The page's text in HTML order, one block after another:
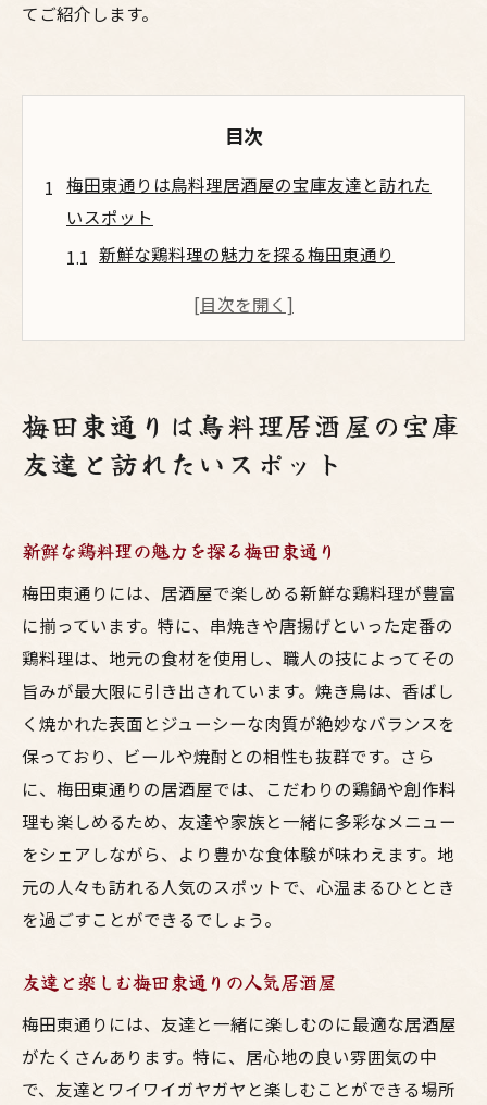
てご紹介します。
目次
梅田東通りは鳥料理居酒屋の宝庫友達と訪れた
いスポット
新鮮な鶏料理の魅力を探る梅田東通り
友達と楽しむ梅田東通りの人気居酒屋
梅田東通りで絶対に訪れたい鳥料理店
美味い鳥料理が自慢の梅田東通りで家族と楽し
家族で楽しむ梅田東通りの鳥料理の魅力
子供も喜ぶ梅田東通りの居酒屋メニュー
家族連れにぴったりな居酒屋の選び方
梅田東通りで家族と味わう絶品鳥料理
親子で楽しむ梅田東通りの呑みの時間
安心して家族で訪れられる居酒屋情報
梅田東通りで絶品鳥料理を味わう呑みの時間の
魅力
鳥料理と地酒の抜群の組み合わせ
呑みの席を彩る梅田東通りの居酒屋
仕事終わりの癒しのひとときを梅田東通り
大人の隠れ家としての梅田東通りの魅力
地元の酒と共に楽しむ鳥料理の極意
呑み好き必見！梅田東通りの居酒屋
友達との呑みにぴったり梅田東通りの鳥料理居
梅田東通りは鳥料理居酒屋の宝庫
友達と訪れたいスポット
新鮮な鶏料理の魅力を探る梅田東通り
梅田東通りには、居酒屋で楽しめる新鮮な鶏料理が豊富
に揃っています。特に、串焼きや唐揚げといった定番の
鶏料理は、地元の食材を使用し、職人の技によってその
旨みが最大限に引き出されています。焼き鳥は、香ばし
く焼かれた表面とジューシーな肉質が絶妙なバランスを
保っており、ビールや焼酎との相性も抜群です。さら
に、梅田東通りの居酒屋では、こだわりの鶏鍋や創作料
理も楽しめるため、友達や家族と一緒に多彩なメニュー
をシェアしながら、より豊かな食体験が味わえます。地
元の人々も訪れる人気のスポットで、心温まるひととき
を過ごすことができるでしょう。
友達と楽しむ梅田東通りの人気居酒屋
梅田東通りには、友達と一緒に楽しむのに最適な居酒屋
がたくさんあります。特に、居心地の良い雰囲気の中
で、友達とワイワイガヤガヤと楽しむことができる場所